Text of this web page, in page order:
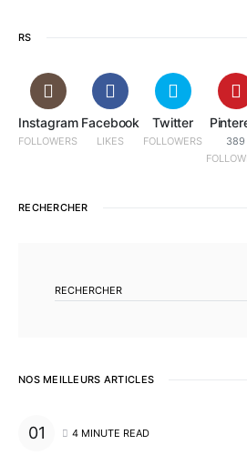
RS
Instagram
FOLLOWERS
Facebook
LIKES
Twitter
FOLLOWERS
389
RECHERCHER
NOS MEILLEURS ARTICLES
4 MINUTE READ